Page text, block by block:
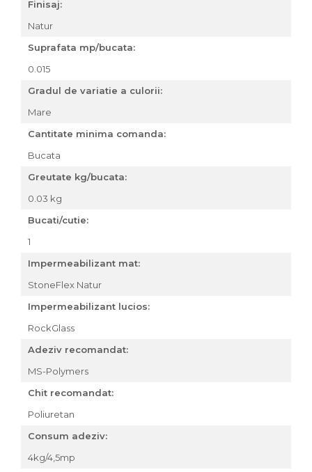
Finisaj:
Natur
Suprafata mp/bucata:
0.015
Gradul de variatie a culorii:
Mare
Cantitate minima comanda:
Bucata
Greutate kg/bucata:
0.03 kg
Bucati/cutie:
1
Impermeabilizant mat:
StoneFlex Natur
Impermeabilizant lucios:
RockGlass
Adeziv recomandat:
MS-Polymers
Chit recomandat:
Poliuretan
Consum adeziv:
4kg/4,5mp